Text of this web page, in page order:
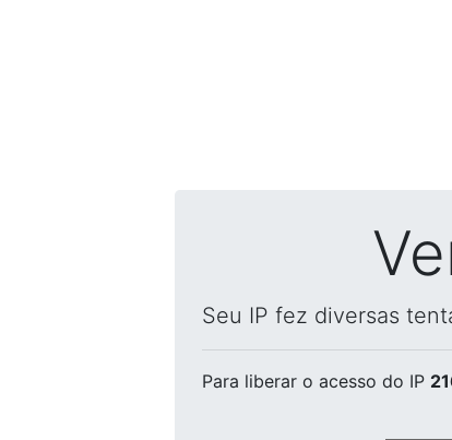
Seu IP fez diversas
Para liberar o acesso do IP